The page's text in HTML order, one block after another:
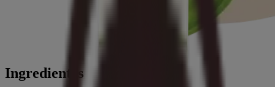
Ingredientes